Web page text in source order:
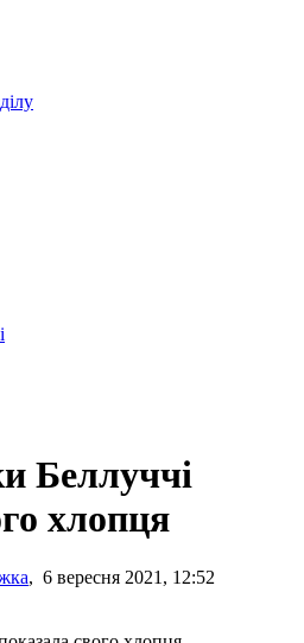
Беллуччі
хлопця
, 6 вересня 2021, 12:52